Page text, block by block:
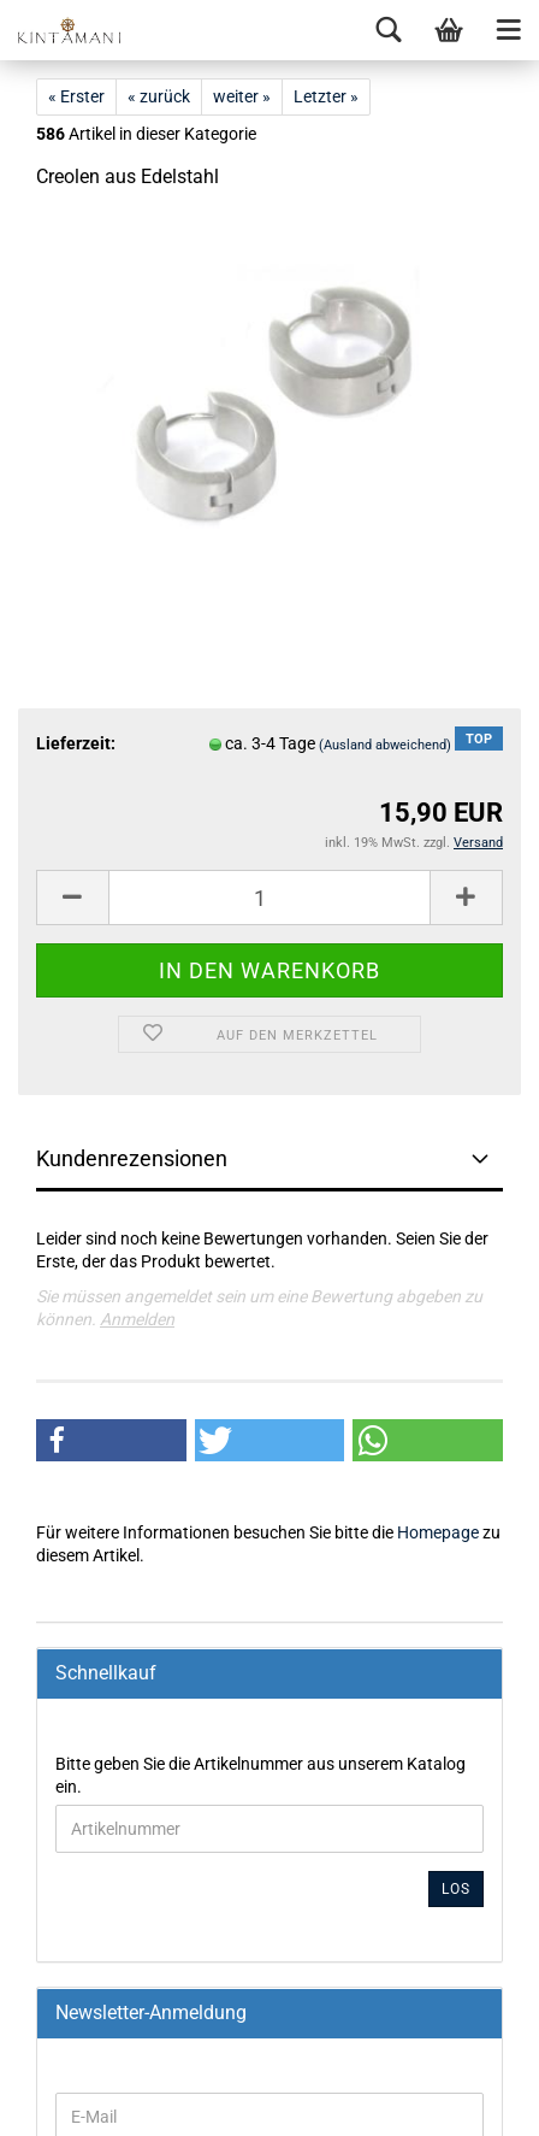
« Erster « zurück weiter »
Letzter »
586Artikel in dieser Kategorie
Creo­len aus Edel­stahl
TOP
Lieferzeit: ca. 3-4 Tage(Ausland abweichend)
15,90 EUR
inkl. 19% MwSt. zzgl. Versand
AUF DEN MERKZETTEL
Kundenrezensionen
Leider sind noch keine Bewertungen vorhanden. Seien Sie der
Erste, der das Produkt bewertet.
Sie müssen angemeldet sein um eine Bewertung abgeben zu
können. Anmelden
Für weitere Informationen besuchen Sie bitte die Homepagezu
diesem Artikel.
Schnellkauf
Bitte geben Sie die Artikelnummer aus unserem Katalog
ein.
LOS
Newsletter-Anmeldung